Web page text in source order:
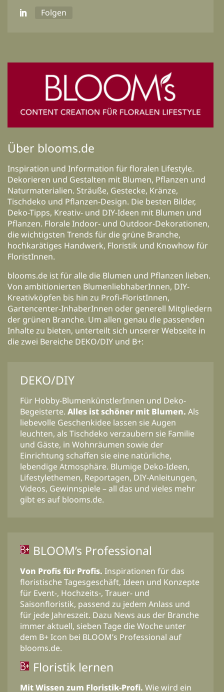
Folgen
Über blooms.de
Inspiration und Information für floralen Lifestyle.
Dekorieren und Gestalten mit Blumen, Pflanzen und
Naturmaterialien. Sträuße, Gestecke, Kränze,
Tischdeko und Pflanzen-Design. Die besten Bilder,
Deko-Tipps, Kreativ- und DIY-Ideen mit Blumen und
Pflanzen. Florale Indoor- und Outdoor-Dekorationen,
die wichtigsten Trends für die grüne Branche,
hochkarätiges Handwerk, Floristik und Knowhow für
FloristInnen.
blooms.de ist für alle die Blumen und Pflanzen lieben.
Von ambitionierten BlumenliebhaberInnen, DIY-
Kreativköpfen bis hin zu Profi-FloristInnen,
Gartencenter-InhaberInnen oder generell Mitgliedern
der grünen Branche. Um allen genau die passenden
Inhalte zu bieten, unterteilt sich unserer Webseite in
die zwei Bereiche DEKO/DIY und B+:
DEKO/DIY
Für Hobby-BlumenkünstlerInnen und Deko-
Begeisterte. Alles ist schöner mit Blumen. Als
liebevolle Geschenkidee lassen sie Augen
leuchten, als Tischdeko verzaubern sie Familie
und Gäste, in Wohnräumen sowie der
Einrichtung schaffen sie eine natürliche,
lebendige Atmosphäre. Blumige Deko-Ideen,
Lifestylethemen, Reportagen, DIY-Anleitungen,
Videos, Gewinnspiele – all das und vieles mehr
gibt es auf blooms.de.
BLOOM’s Professional
Von Profis für Profis. Inspirationen für das
floristische Tagesgeschäft, Ideen und Konzepte
für Event-, Hochzeits-, Trauer- und
Saisonfloristik, passend zu jedem Anlass und
für jede Jahreszeit. Dazu News aus der Branche
immer aktuell, sieben Tage die Woche unter
dem B+ Icon bei BLOOM’s Professional auf
blooms.de.
Floristik lernen
Mit Wissen zum Floristik-Profi. Wie wird ein